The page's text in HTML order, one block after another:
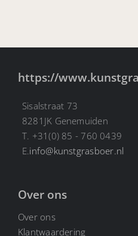
https://
Sisalstraat 73
8281JK Genemuiden
T. +31(0) 85 - 760 0439
E.info@kunstgrasboer.nl
Over ons
Over ons
Klantwaardering